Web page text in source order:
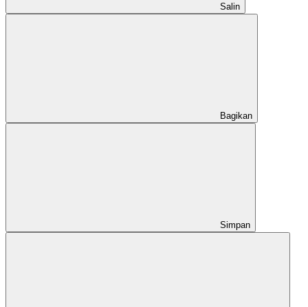
Salin
Bagikan
Simpan